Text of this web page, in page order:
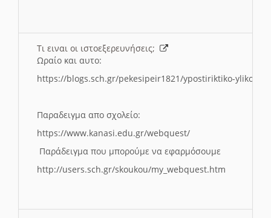
Τι ειναι οι ιστοεξερευνήσεις;
Ωραίο και αυτο:
https://blogs.sch.gr/pekesipeir1821/ypostiriktiko-yliko/
Παραδειγμα απο σχολείο:
https://www.kanasi.edu.gr/webquest/
Παράδειγμα που μπορούμε να εφαρμόσουμε
http://users.sch.gr/skoukou/my_webquest.htm